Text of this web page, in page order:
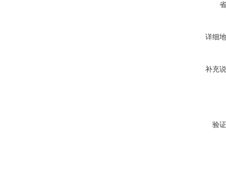
详细
补充
验